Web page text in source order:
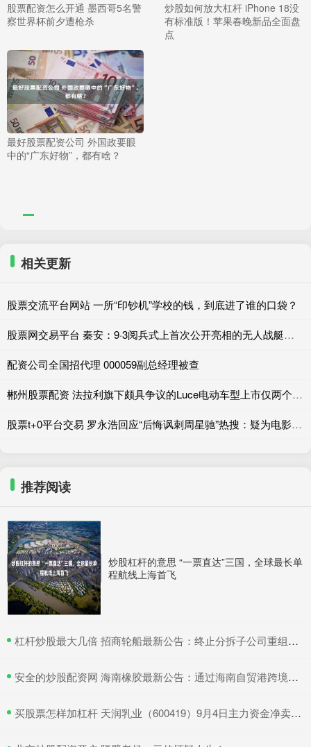
股票配资怎么开通 墨西哥5名警
察世界杯前夕遭枪杀
炒股如何放大杠杆 iPhone 18没
有标准版！苹果春晚新品全面盘
点
最好股票配资公司 外国政要眼
中的“广东好物”，都有啥？
相关更新
股票交流平台网站 一所“印钞机”学校的钱，到底进了谁的口袋？
股票网交易平台 秦安：9·3阅兵式上首次公开亮相的无人战艇，批量驰骋近海，美国坐不住
配资公司全国招代理 000059副总经理被查
郴州股票配资 法拉利旗下颇具争议的Luce电动车型上市仅两个月，便达成2026年度销售目标
股票t+0平台交易 罗永浩回应“后悔讽刺周星驰”热搜：疑为电影宣发团队炒作
推荐阅读
炒股杠杆的意思 “一票直达”三国，全球最长单
程航线上海首飞
​杠杆炒股最大几倍 招商轮船最新公告：终止分拆子公司重组上市
​安全的炒股配资网 海南橡胶最新公告：通过海南自贸港跨境资金集中运营中心认定
​买股票怎样加杠杆 天润乳业（600419）9月4日主力资金净卖出374.43万元